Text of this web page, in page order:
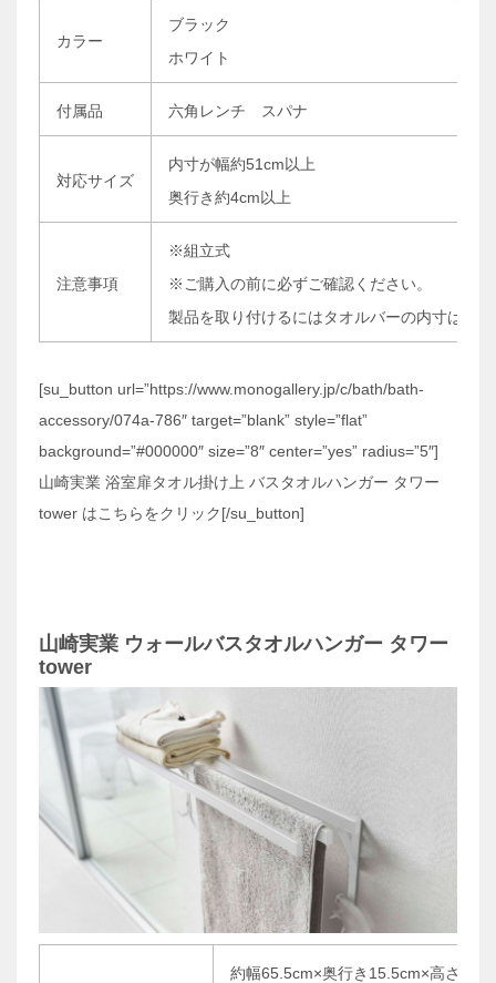
カラー
ブラック
ホワイト
付属品 六角レンチ スパナ
対応サイズ
内寸が幅約51cm以上
奥行き約4cm以上
注意事項
※組立式
※ご購入の前に必ずご確認ください。
製品を取り付けるにはタオルバーの内寸は幅
[su_button url=”https://www.monogallery.jp/c/bath/bath-
accessory/074a-786″ target=”blank” style=”flat”
background=”#000000″ size=”8″ center=”yes” radius=”5″]
山崎実業 浴室扉タオル掛け上 バスタオルハンガー タワー
tower はこちらをクリック[/su_button]
山崎実業 ウォールバスタオルハンガー タワー
tower
約幅65.5cm×奥行き15.5cm×高さ